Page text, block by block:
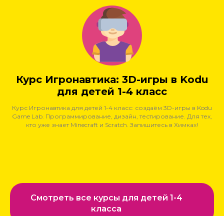
Курс Игронавтика: 3D-игры в Kodu
для детей 1-4 класс
Курс Игронавтика для детей 1-4 класс: создаём 3D-игры в Kodu
Game Lab. Программирование, дизайн, тестирование. Для тех,
кто уже знает Minecraft и Scratch. Запишитесь в Химках!
Смотреть все курсы для детей 1-4
класса